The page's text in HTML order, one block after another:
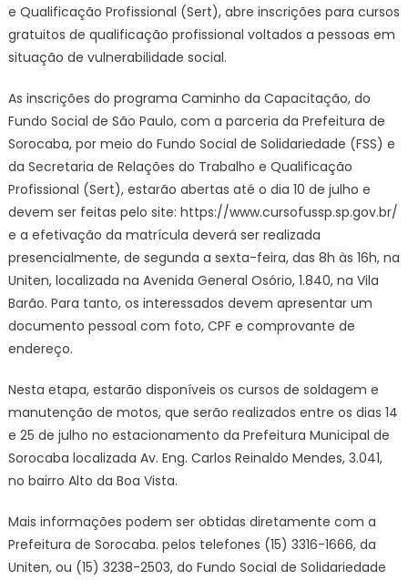
a
pessoas
de
social
e Qualificação Profissional (Sert), abre inscrições para cursos
gratuitos de qualificação profissional voltados a pessoas em
situação de vulnerabilidade social.
As inscrições do programa Caminho da Capacitação, do
Fundo Social de São Paulo, com a parceria da Prefeitura de
Sorocaba, por meio do Fundo Social de Solidariedade (FSS) e
da Secretaria de Relações do Trabalho e Qualificação
Profissional (Sert), estarão abertas até o dia 10 de julho e
devem ser feitas pelo site: https://www.cursofussp.sp.gov.br/
e a efetivação da matrícula deverá ser realizada
presencialmente, de segunda a sexta-feira, das 8h às 16h, na
Uniten, localizada na Avenida General Osório, 1.840, na Vila
Barão. Para tanto, os interessados devem apresentar um
documento pessoal com foto, CPF e comprovante de
endereço.
Nesta etapa, estarão disponíveis os cursos de soldagem e
manutenção de motos, que serão realizados entre os dias 14
e 25 de julho no estacionamento da Prefeitura Municipal de
Sorocaba localizada Av. Eng. Carlos Reinaldo Mendes, 3.041,
no bairro Alto da Boa Vista.
Mais informações podem ser obtidas diretamente com a
Prefeitura de Sorocaba. pelos telefones (15) 3316-1666, da
Uniten, ou (15) 3238-2503, do Fundo Social de Solidariedade